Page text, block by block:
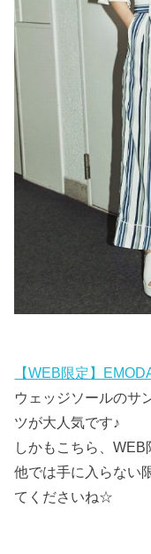
【WEB限定】
ウェッジソールのサ
ツが大人気です♪
しかもこちら、WEB
他では手に入らない
てくださいね☆